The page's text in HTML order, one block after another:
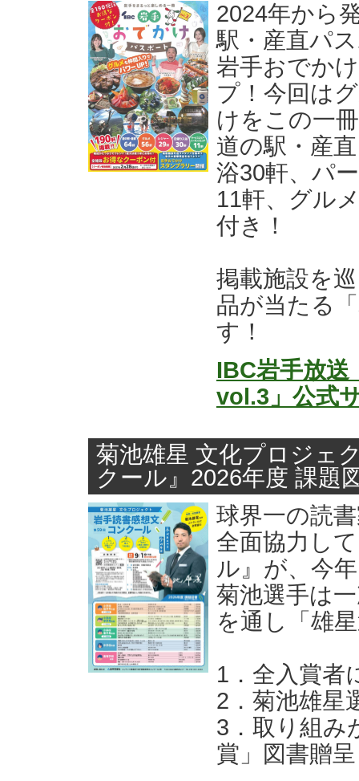
2024年から
駅・産直パ
岩手おでか
プ！今回は
けをこの一
道の駅・産
浴30軒、パ
11軒、グル
付き！
掲載施設を
品が当たる
す！
IBC岩手放
vol.3」公式
菊池雄星 文化プロジェ
クール』2026年度 課題
球界一の読
全面協力し
ル』が、今
菊池選手は
を通し「雄
1．全入賞者
2．菊池雄星
3．取り組み
賞」図書贈呈